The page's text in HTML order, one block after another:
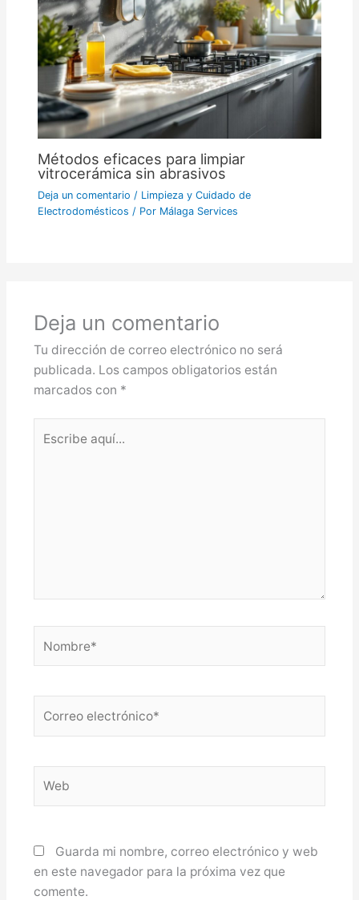
Métodos eficaces para limpiar
vitrocerámica sin abrasivos
Deja un comentario / Limpieza y Cuidado de
Electrodomésticos / Por Málaga Services
Deja un comentario
Tu dirección de correo electrónico no será
publicada. Los campos obligatorios están
marcados con *
aquí...
electrónico*
Guarda mi nombre, correo electrónico y web
en este navegador para la próxima vez que
comente.